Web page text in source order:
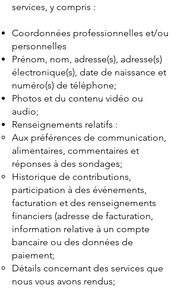
services, y compris :
Coordonnées professionnelles et/ou
personnelles
Prénom, nom, adresse(s), adresse(s)
électronique(s), date de naissance et
numéro(s) de téléphone;
Photos et du contenu vidéo ou
audio;
Renseignements relatifs :
Aux préférences de communication,
alimentaires, commentaires et
réponses à des sondages;
Historique de contributions,
participation à des événements,
facturation et des renseignements
financiers (adresse de facturation,
information relative à un compte
bancaire ou des données de
paiement;
Détails concernant des services que
nous vous avons rendus;